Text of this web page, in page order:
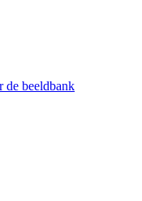
de beeldbank